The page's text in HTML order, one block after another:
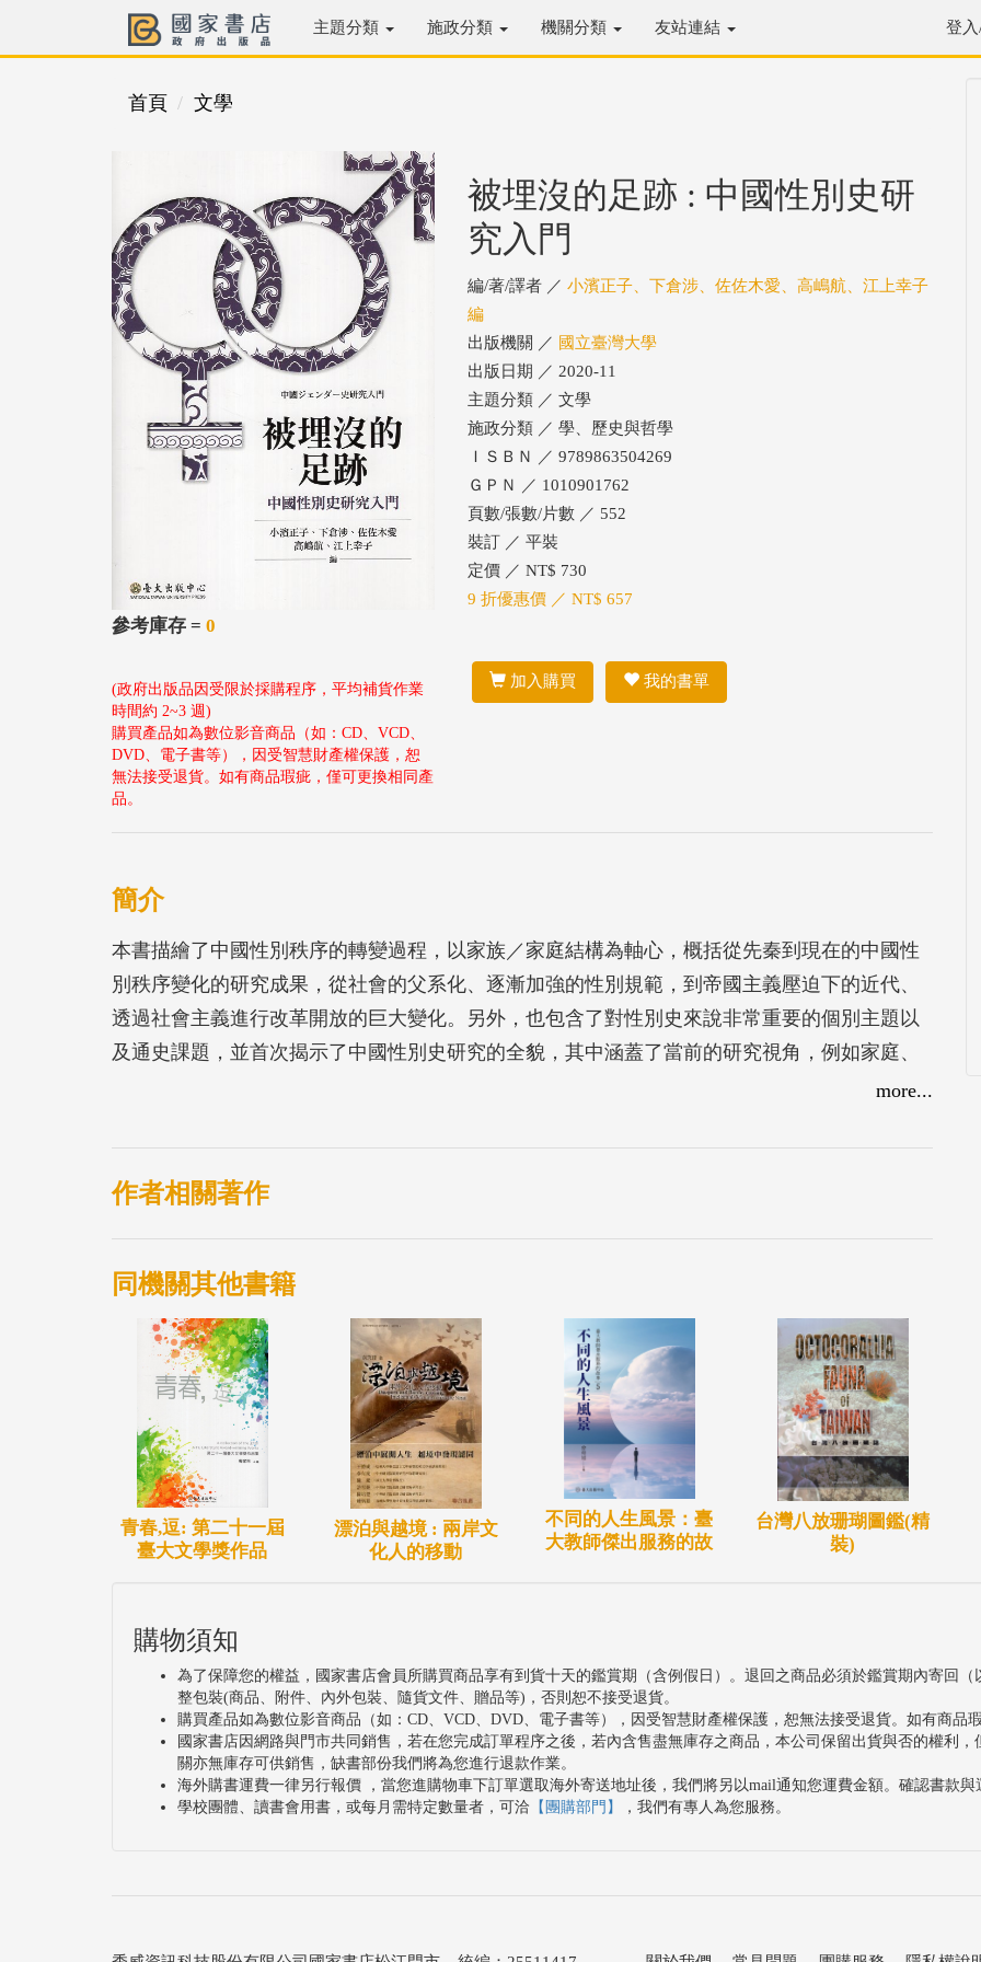
主題分類 施政分類 機關分類 友站連結 登
首頁 文學
參考庫存 = 0
(政府出版品因受限於採購程序，平均補貨作業
時間約 2~3 週)
購買產品如為數位影音商品（如：CD、VCD、
DVD、電子書等），因受智慧財產權保護，恕
無法接受退貨。如有商品瑕疵，僅可更換相同產
品。
被埋沒的足跡 : 中國性別史研
究入門
編/著/譯者 ／ 小濱正子、下倉涉、佐佐木愛、高嶋航、江上幸子
編
出版機關 ／ 國立臺灣大學
出版日期 ／ 2020-11
主題分類 ／ 文學
施政分類 ／ 學、歷史與哲學
ＩＳＢＮ ／ 9789863504269
ＧＰＮ ／ 1010901762
頁數/張數/片數 ／ 552
裝訂 ／ 平裝
定價 ／ NT$ 730
9 折優惠價 ／ NT$ 657
加入購買 我的書單
簡介
本書描繪了中國性別秩序的轉變過程，以家族／家庭結構為軸心，概括從先秦到現在的中國性
別秩序變化的研究成果，從社會的父系化、逐漸加強的性別規範，到帝國主義壓迫下的近代、
透過社會主義進行改革開放的巨大變化。另外，也包含了對性別史來說非常重要的個別主題以
及通史課題，並首次揭示了中國性別史研究的全貌，其中涵蓋了當前的研究視角，例如家庭、
勞工、民族主義、身體觀和LGBT等。希望讀者從這些論文中認識到，從多元領域關注性別，可
本書都是研究中國性別史必備的一本書。
more...
作者相關著作
同機關其他書籍
青春,逗: 第二十一屆
臺大文學獎作品
漂泊與越境 : 兩岸文
化人的移動
不同的人生風景：臺
大教師傑出服務的故
台灣八放珊瑚圖鑑(精
裝)
購物須知
為了保障您的權益，國家書店會員所購買商品享有到貨十天的鑑賞期（含例假日）。退回之商品必須於鑑賞期內寄回
整包裝(商品、附件、內外包裝、隨貨文件、贈品等)，否則恕不接受退貨。
購買產品如為數位影音商品（如：CD、VCD、DVD、電子書等），因受智慧財產權保護，恕無法接受退貨。如有商品
國家書店因網路與門市共同銷售，若在您完成訂單程序之後，若內含售盡無庫存之商品，本公司保留出貨與否的權利
關亦無庫存可供銷售，缺書部份我們將為您進行退款作業。
海外購書運費一律另行報價 ，當您進購物車下訂單選取海外寄送地址後，我們將另以mail通知您運費金額。確認書款
學校團體、讀書會用書，或每月需特定數量者，可洽 【團購部門】 ，我們有專人為您服務。